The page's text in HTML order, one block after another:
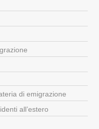
di emigrazione
all’estero